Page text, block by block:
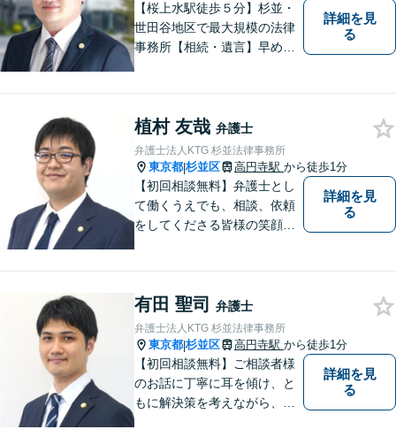
【桜上水駅徒歩５分】杉並・
世田谷地区で最大規模の法律
事務所【相続・遺言】早めの
談下さい【借金・債務整理】
生活再建に向けて伴走しま
す！
詳細を見
る
植村 友哉 弁護士
弁護士法人KTG 杉並法律事務所
東京都|杉並区 高円寺駅 から徒歩1分
【初回相談無料】弁護士とし
て働くうえでも、相談、依頼
をしてくださる皆様の笑顔を
す。【夜間や休日相談も対応
可能】【メール・WEB面談
可】
詳細を見
る
有田 聖司 弁護士
弁護士法人KTG 杉並法律事務所
東京都|杉並区 高円寺駅 から徒歩1分
【初回相談無料】ご相談者様
のお話に丁寧に耳を傾け、と
もに解決策を考えながら、納
詳細を見
る